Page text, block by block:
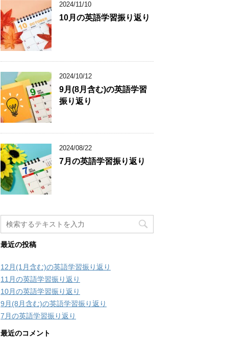
2024/11/10
10月の英語学習振り返り
2024/10/12
9月(8月含む)の英語学習
振り返り
2024/08/22
7月の英語学習振り返り
最近の投稿
12月(1月含む)の英語学習振り返り
11月の英語学習振り返り
10月の英語学習振り返り
9月(8月含む)の英語学習振り返り
7月の英語学習振り返り
最近のコメント